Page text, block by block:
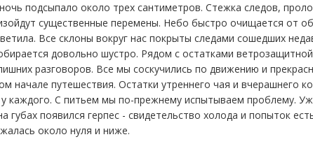
подсыпало около трех сантиметров. Стежка следов,
существенные перемены. Небо быстро очищается от
Все склоны вокруг нас покрыты следами сошедших
довольно шустро. Рядом с остатками
разговоров. Все мы соскучились по движению и
начале путешествия. Остатки утреннего чая и вчерашнего
каждого. С питьем мы по-прежнему испытываем проблему.
губах появился герпес - свидетельство холода и попыток
около нуля и ниже.